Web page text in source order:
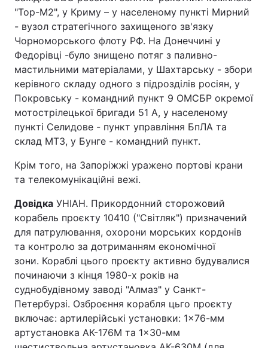
"Тор-М2", у Криму – у населеному пункті Мирний
- вузол стратегічного захищеного зв'язку
Чорноморського флоту РФ. На Донеччині у
Федорівці -було знищено потяг з паливно-
мастильними матеріалами, у Шахтарську - збори
керівного складу одного з підрозділів росіян, у
Покровську - командний пункт 9 ОМСБР окремої
мотострілецької бригади 51 А, у населеному
пункті Селидове - пункт управління БпЛА та
склад МТЗ, у Бунге - командний пункт.
Крім того, на Запоріжжі уражено портові крани
та телекомунікаційні вежі.
Довідка УНІАН. Прикордонний сторожовий
корабель проєкту 10410 ("Світляк") призначений
для патрулювання, охорони морських кордонів
та контролю за дотриманням економічної
зони. Кораблі цього проєкту активно будувалися
починаючи з кінця 1980-х років на
суднобудівному заводі "Алмаз" у Санкт-
Петербурзі. Озброєння корабля цьго проєкту
включає: артилерійські установки: 1×76-мм
артустановка АК-176М та 1×30-мм